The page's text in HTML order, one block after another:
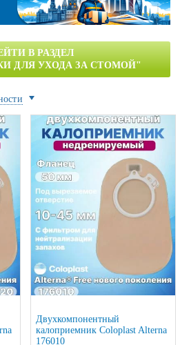
В РАЗДЕЛ
ДЛЯ УХОДА ЗА СТОМОЙ"
Двухкомпонентный
калоприемник Coloplast Alterna
176010